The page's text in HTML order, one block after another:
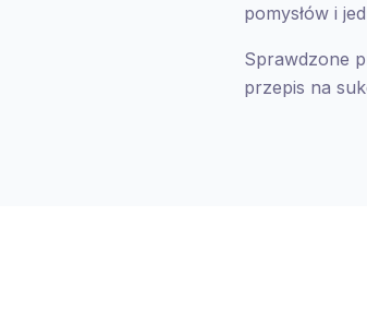
pomysłów i
Sprawdzone
przepis na